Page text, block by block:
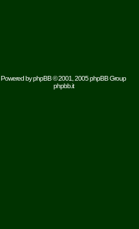
Powered byphpBB© 2001, 2005 phpBB Group
phpbb.it